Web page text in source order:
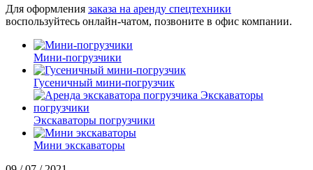
Для оформления заказа на аренду спецтехники
воспользуйтесь онлайн-чатом, позвоните в офис компании.
Мини-погрузчики
Гусеничный мини-погрузчик
Экскаваторы погрузчики
Мини экскаваторы